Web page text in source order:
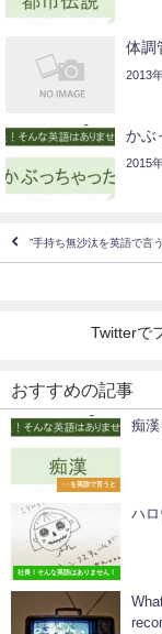
体調
2013
かぶ
2015
”手持ち無沙汰を英語で言
Twitterで
おすすめの記事
○○を英語で言うと
痴漢
社長！そんな英語はありません！
ハ